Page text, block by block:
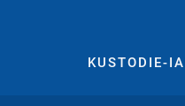
KUSTODIE-